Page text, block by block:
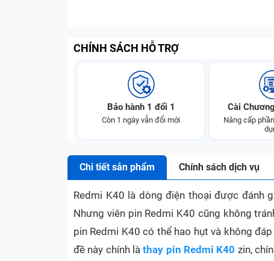
CHÍNH SÁCH HỖ TRỢ
Bảo hành 1 đổi 1
Còn 1 ngày vẫn đổi mới
Cài
Nâng cấp
Chi tiết sản phẩm Chính sách dịch vụ
Redmi K40 là dòng điện thoại được đánh
Nhưng viên pin Redmi K40 cũng không
pin Redmi K40 có thể hao hụt và không
đề này chính là thay pin Redmi K40 zin,